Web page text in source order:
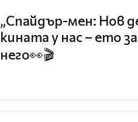
„Спайдър-мен: Нов
кината у нас – ето
него👀🎬